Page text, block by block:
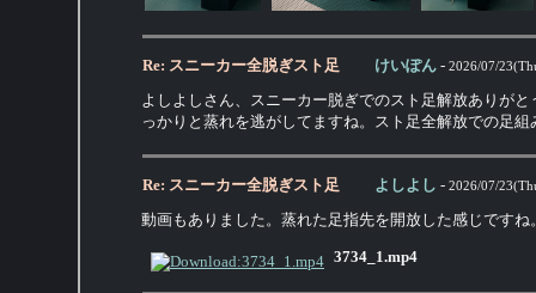
Re: スニーカー全脱ぎスト足 けいぽん - 2026/07/
よしよしさん、スニーカー脱ぎでのスト足解放ありが
っかりと蒸れを逃がしてますね。スト足全解放での足
Re: スニーカー全脱ぎスト足 よしよし - 2026/07/
動画もありました。蒸れた足指先を開放した感じですね
3734_1.mp4